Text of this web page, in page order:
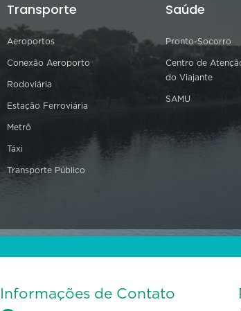
Transporte
Aeroportos
Conexão Aeroporto
Rodoviária
Estação Ferroviária
Metrô
Táxi
Transporte Público
Saúde
Pronto-Socorro
Centro de
do Viajante
SAMU
Informações de Contato